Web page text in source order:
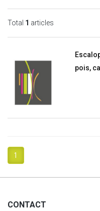
Total 1 articles
pois,
1
CONTACT